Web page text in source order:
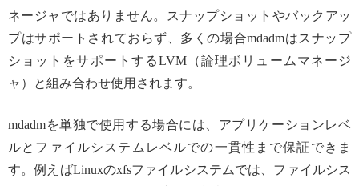
ネージャではありません。スナップショットやバックアッ
プはサポートされておらず、多くの場合mdadmはスナップ
ショットをサポートするLVM（論理ボリュームマネージ
ャ）と組み合わせ使用されます。
mdadmを単独で使用する場合には、アプリケーションレベ
ルとファイルシステムレベルでの一貫性まで保証できま
す。例えばLinuxのxfsファイルシステムでは、ファイルシス